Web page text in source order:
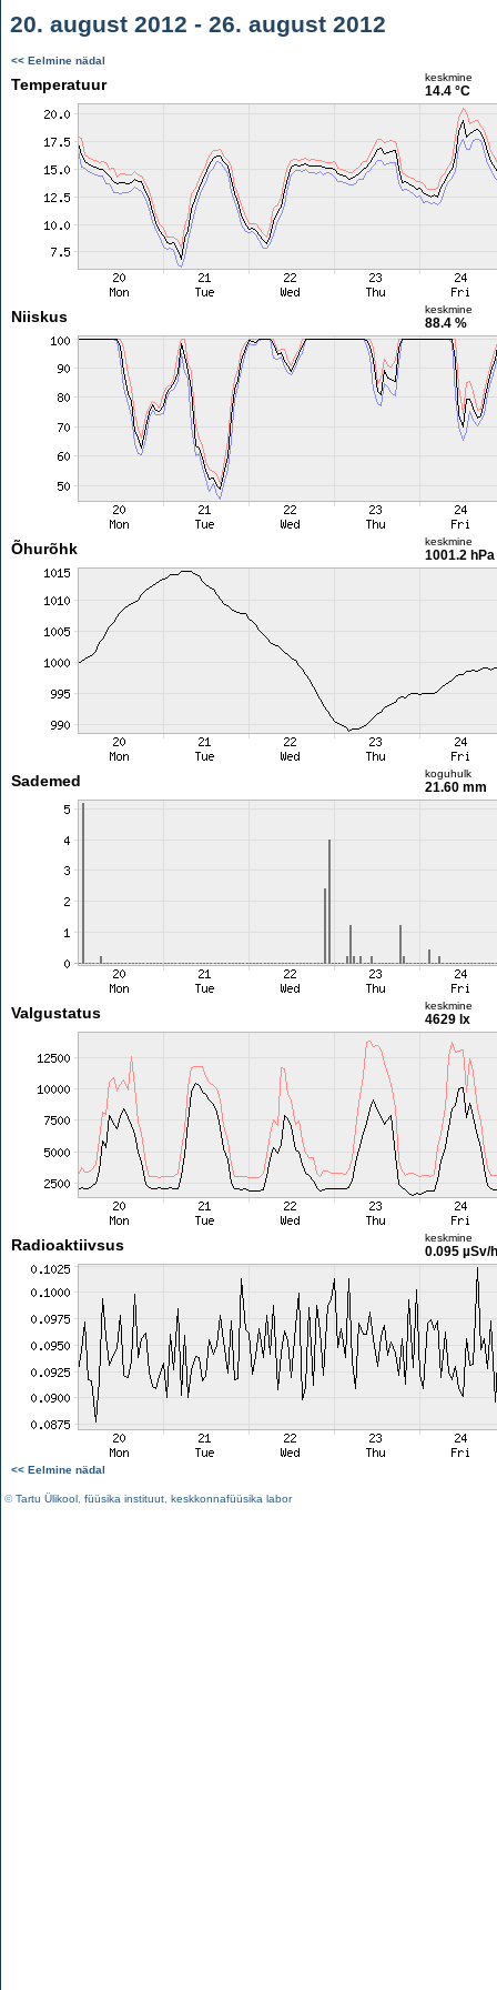
20. august 2012 - 26. august 2012
<< Eelmine nädal
Temperatuur keskmine
14.4 °C
Niiskus keskmine
88.4 %
Õhurõhk keskmine
1001.2 hPa
Sademed koguhulk
21.60 mm
Valgustatus keskmine
4629 lx
Radioaktiivsus keskmine
0.095 µSv/h
<< Eelmine nädal
©Tartu Ülikool füüsika instituut keskkonnafüüsika labor